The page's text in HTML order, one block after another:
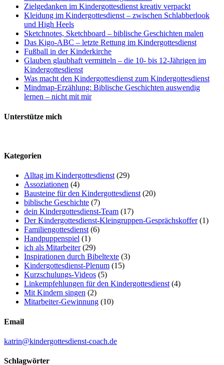
Zielgedanken im Kindergottesdienst kreativ verpackt
Kleidung im Kindergottesdienst – zwischen Schlabberlook
und High Heels
Sketchnotes, Sketchboard – biblische Geschichten malen
Das Kigo-ABC – letzte Rettung im Kindergottesdienst
Fußball in der Kinderkirche
Glauben glaubhaft vermitteln – die 10- bis 12-Jährigen im
Kindergottesdienst
Was macht den Kindergottesdienst zum Kindergottesdienst
Mindmap-Erzählung: Biblische Geschichten auswendig
lernen – nicht mit mir
Unterstütze mich
Kategorien
Alltag im Kindergottesdienst(29)
Assoziationen (4)
Bausteine für den Kindergottesdienst(20)
biblische Geschichte (7)
dein Kindergottesdienst-Team (17)
Der Kindergottesdienst-Kleingruppen-Gesprächskoffer(1)
Familiengottesdienst(6)
Handpuppenspiel (1)
ich als Mitarbeiter(29)
Inspirationen durch Bibeltexte (3)
Kindergottesdienst-Plenum (15)
Kurzschulungs-Videos (5)
Linkempfehlungen für den Kindergottesdienst(4)
Mit Kindern singen (2)
Mitarbeiter-Gewinnung (10)
Email
katrin@kindergottesdienst-coach.de
Schlagwörter